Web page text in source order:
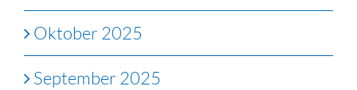
Oktober 2025
September 2025